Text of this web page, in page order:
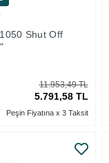
Shut Off
11.953,49 TL
5.791,58 TL
Peşin Fiyatına x 3 Taksit